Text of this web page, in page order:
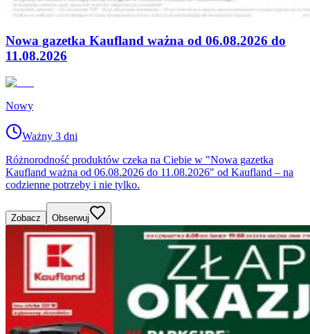
Nowa gazetka Kaufland ważna od 06.08.2026 do
11.08.2026
Nowy
Ważny 3 dni
Różnorodność produktów czeka na Ciebie w "Nowa gazetka
Kaufland ważna od 06.08.2026 do 11.08.2026" od Kaufland – na
codzienne potrzeby i nie tylko.
Zobacz Obserwuj